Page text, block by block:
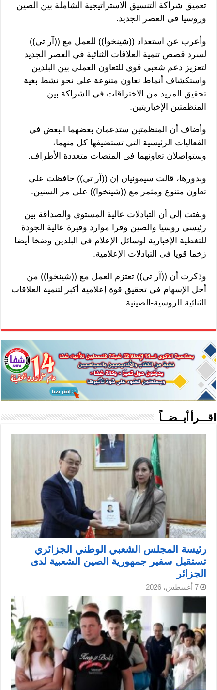
تعميق شراكة التنسيق الاستراتيجية الشاملة بين الصين
وروسيا في العصر الجديد.
وأعرب عن استعداد ((شينخوا)) للعمل مع ((آر تي))
لسرد قصص تنمية العلاقات الثنائية في العصر الجديد
لتعزيز دعم شعبي قوي للتعاون العملي بين البلدين
واستكشاف أنماط تعاون متنوعة على نحو نشط بغية
تحقيق المزيد من الاختراقات في الشراكة بين
المنظمتين الإخباريتين.
وأضاف أن المنظمتين ستدعمان بعضهما البعض في
الفعاليات الرئيسية التي تستضيفها كل منهما،
وستواصلان تعاونهما في المنصات متعددة الأطراف.
وبدورها، قالت سيمونيان إن ((آر تي)) حافظت على
تعاون متنوع ومثمر مع ((شينخوا)) على مر السنين.
ولفتت إلى أن التبادلات عالية المستوى والصداقة بين
رئيسي روسيا والصين وفرا موارد وفيرة عالية الجودة
للتغطية الإخبارية لوسائل الإعلام في البلدين وضخا أيضا
زخما قويا في التبادلات الإعلامية.
وذكرت أن ((آر تي)) تعتزم العمل مع ((شينخوا)) من
أجل الإسهام في تحقيق قوة إعلامية أكبر لتنمية العلاقات
الثنائية الروسية-الصينية.
اقـــرأ أيــضــاً
رئيسة المجلس الشعبي الوطني الجزائري
تستقبل سفير جمهورية الصين الشعبية لدى
الجزائر
7 أغسطس، 2026